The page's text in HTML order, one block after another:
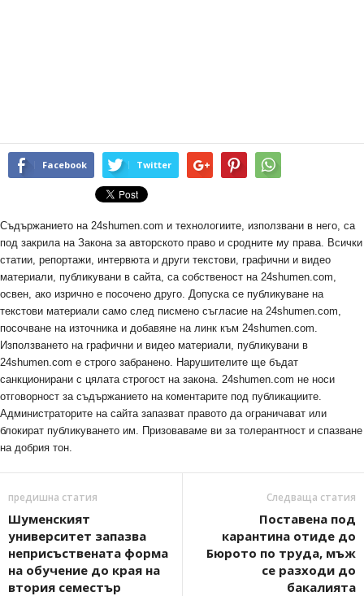
Facebook Twitter
Съдържанието на 24shumen.com и технологиите, използвани в него, са
под закрила на Закона за авторското право и сродните му права. Всички
статии, репортажи, интервюта и други текстови, графични и видео
материали, публикувани в сайта, са собственост на 24shumen.com,
освен, ако изрично е посочено друго. Допуска се публикуване на
текстови материали само след писмено съгласие на 24shumen.com,
посочване на източника и добавяне на линк към 24shumen.com.
Използването на графични и видео материали, публикувани в
24shumen.com е строго забранено. Нарушителите ще бъдат
санкционирани с цялата строгост на закона. 24shumen.com не носи
отговорност за съдържанието на коментарите под публикациите.
Администраторите на сайта запазват правото да ограничават или
блокират публикуването им. Призоваваме ви за толерантност и спазване
на добрия тон.
предишна статия
Шуменският
университет запазва
неприсъствената форма
на обучение до края на
втория семестър
Следваща статия
Поставена под
карантина отиде до
Бюрото по труда, мъж
се разходи до
бакалията